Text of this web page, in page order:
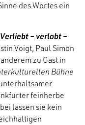
des Wortes ein
– verlobt –
Voigt, Paul Simon
zu Gast in
Bühne
feinherbe
lassen sie kein